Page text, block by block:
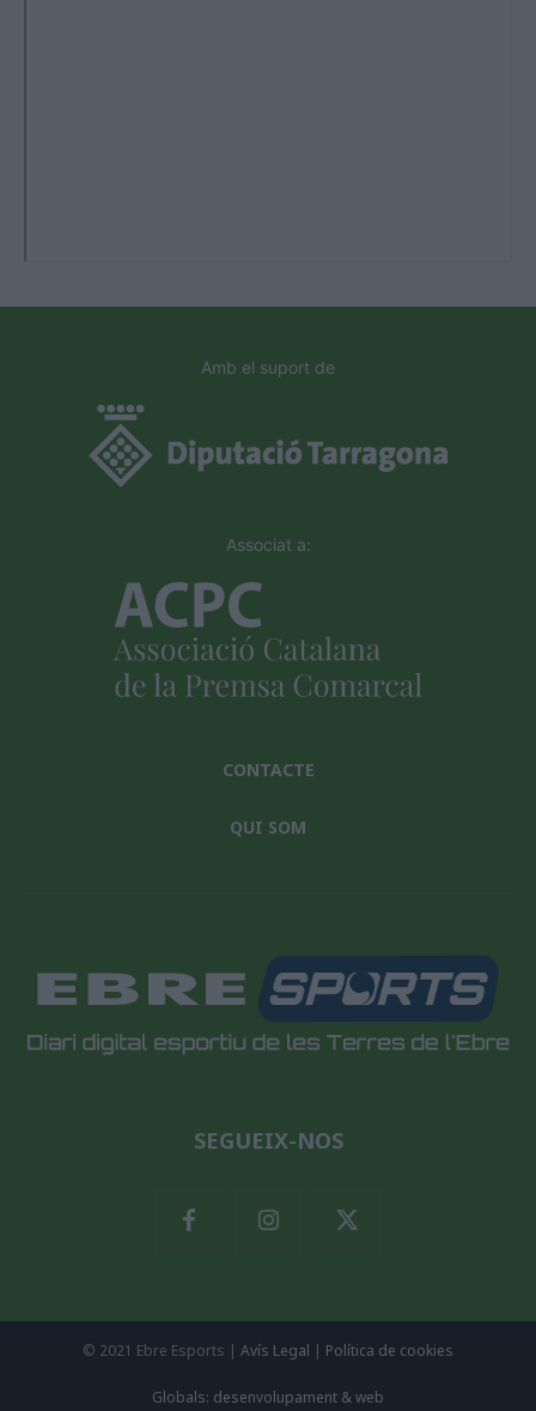
Amb el suport de
Associat a:
CONTACTE
QUI SOM
SEGUEIX-NOS
© 2021 Ebre Esports | Avís Legal | Política de cookies
Globals: desenvolupament & web